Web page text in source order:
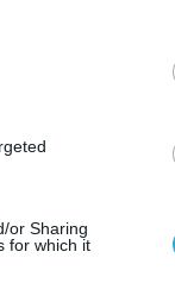
or Sharing
for which it